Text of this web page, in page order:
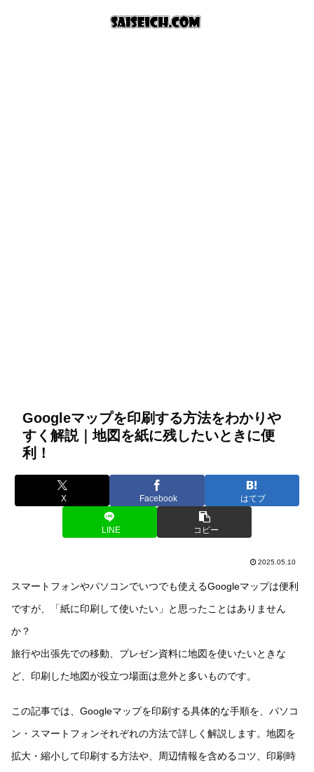
Googleマップを印刷する方法をわかりや
すく解説｜地図を紙に残したいときに便
利！
X Facebook はてブ
LINE コピー
2025.05.10
スマートフォンやパソコンでいつでも使えるGoogleマップは便利
ですが、「紙に印刷して使いたい」と思ったことはありません
か？
旅行や出張先での移動、プレゼン資料に地図を使いたいときな
ど、印刷した地図が役立つ場面は意外と多いものです。
この記事では、Googleマップを印刷する具体的な手順を、パソコ
ン・スマートフォンそれぞれの方法で詳しく解説します。地図を
拡大・縮小して印刷する方法や、周辺情報を含めるコツ、印刷時